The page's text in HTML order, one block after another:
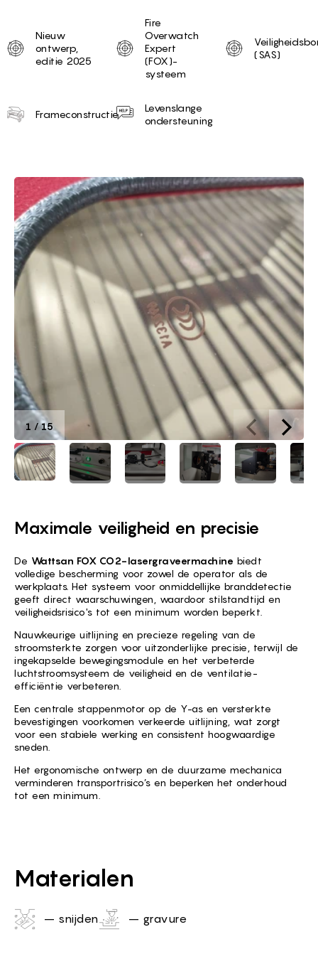
Unique selling proposition
Nieuw
ontwerp,
editie 2025
Fire
Overwatch
Expert
(FOX)-
systeem
(SAS)
Frameconstructie
Levenslange
ondersteuning
Brief of 1290 Duos ST
1 /15
Maximale veiligheid en precisie
De Wattsan FOX CO2-lasergraveermachine biedt
volledige bescherming voor zowel de operator als de
werkplaats. Het systeem voor onmiddellijke branddetectie
geeft direct waarschuwingen, waardoor stilstandtijd en
veiligheidsrisico's tot een minimum worden beperkt.
Nauwkeurige uitlijning en precieze regeling van de
stroomsterkte zorgen voor uitzonderlijke precisie, terwijl de
ingekapselde bewegingsmodule en het verbeterde
luchtstroomsysteem de veiligheid en de ventilatie-
efficiëntie verbeteren.
Een centrale stappenmotor op de Y-as en versterkte
bevestigingen voorkomen verkeerde uitlijning, wat zorgt
voor een stabiele werking en consistent hoogwaardige
sneden.
Het ergonomische ontwerp en de duurzame mechanica
verminderen transportrisico’s en beperken het onderhoud
tot een minimum.
Materialen
– snijden – gravure